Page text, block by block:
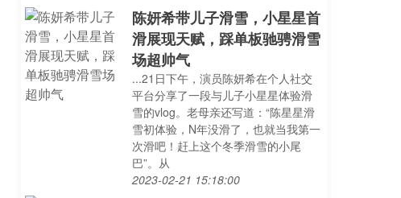
陈妍希带儿子滑雪，小星星首
滑展现天赋，踩单板驰骋滑雪
场超帅气
...21日下午，演员陈妍希在个人社交
平台分享了一段与儿子小星星体验滑
雪的vlog。老母亲还写道：“陈星星滑
雪初体验，N年没滑了，也就当我第一
次滑吧！赶上这个冬季滑雪的小尾
巴”。从
2023-02-21 15:18:00